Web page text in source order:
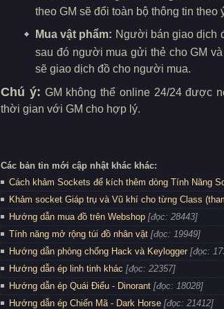
theo GM sẽ đổi toàn bộ thông tin theo
Mua vật phẩm: Người bán giao dịch
sau đó người mua gửi thẻ cho GM
sẽ giao dịch đồ cho người mua.
Chú ý: GM không thể online 24/24 được
thời gian với GM cho hợp lý.
Các bản tin mới cập nhật khác khác:
Cách khảm Sockets để kích thêm dòng Tính Năng
Khảm socket Giáp trụ và Vũ khí cho từng Class
Hướng dẫn mua đồ trên Webshop [đọc: 28443]
Tính năng mở rộng túi đồ nhân vật [đọc: 19949]
Hướng dẫn phòng chống Hack và Keylogger [đọc:
Hướng dẫn ép linh tinh khác [đọc: 22357]
Hướng dẫn ép Quái Điểu - Dinorant [đọc: 18028]
Hướng dẫn ép Chiến Mã - Dark Horse [đọc: 21412]